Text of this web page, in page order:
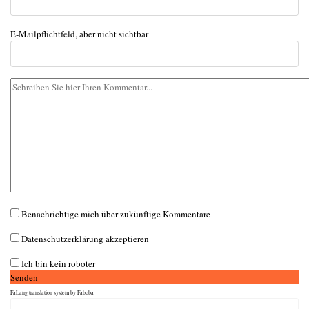
E-Mailpflichtfeld, aber nicht sichtbar
Benachrichtige mich über zukünftige Kommentare
Datenschutzerklärung akzeptieren
Ich bin kein roboter
Senden
FaLang translation system by Faboba